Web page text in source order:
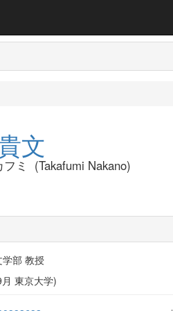
文
ミ (Takafumi Nakano)
部 教授
東京大学)